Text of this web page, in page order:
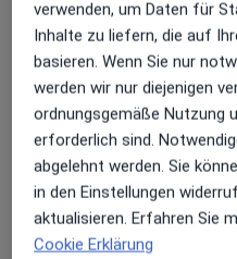
Zahnarztraxis heute
ab:
Zahnimplantate
Implantologie mit
verwenden, um Daten für
Inhalte zu liefern, die auf
basieren. Wenn Sie nur
werden wir nur diejenigen
ordnungsgemäße Nutzung
erforderlich sind.
abgelehnt werden. Sie
in den Einstellungen
aktualisieren. Erfahren Sie
Cookie Erklärung